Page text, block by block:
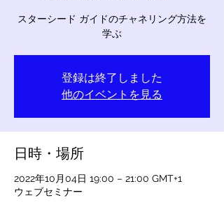
スターシード ガイドのチャネリング方法を
学ぶ
登録は終了しました
他のイベントを見る
日時・場所
2022年10月04日 19:00 – 21:00 GMT+1
ウェブセミナー